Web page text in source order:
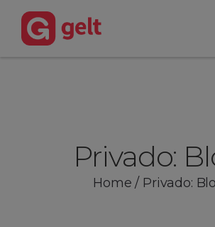
Privado:
Home / Privado: